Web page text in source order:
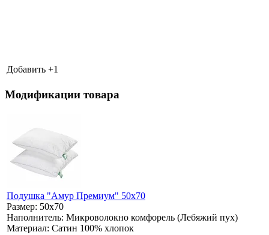
Добавить +1
Модификации товара
Подушка "Амур Премиум" 50х70
Размер: 50х70
Наполнитель: Микроволокно комфорель (Лебяжий пух)
Материал: Сатин 100% хлопок